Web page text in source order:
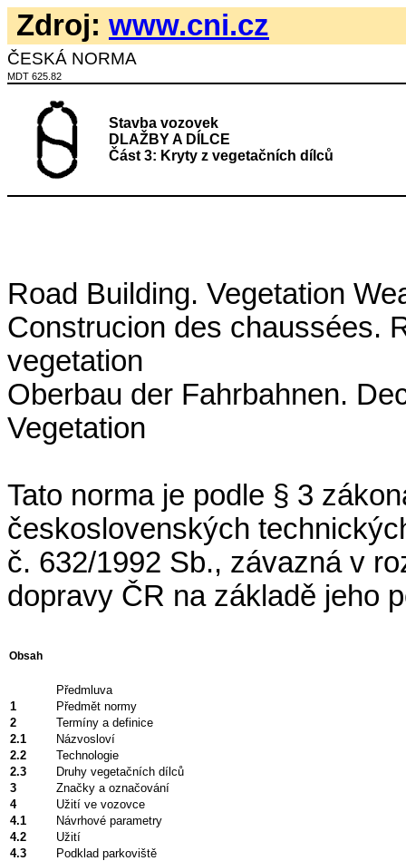
Zdroj: www.cni.cz
ČESKÁ NORMA
MDT 625.82
Stavba vozovek
DLAŽBY A DÍLCE
Část 3: Kryty z vegetačních dílců
Road Building. Vegetation
Construcion des chaussées.
vegetation
Oberbau der Fahrbahnen.
Vegetation
Tato norma je podle § 3
československých
č. 632/1992 Sb., závazná v
dopravy ČR na základě jeho
Obsah
Předmluva
1
Předmět normy
2
Termíny a definice
2.1
Názvosloví
2.2
Technologie
2.3
Druhy vegetačních dílců
3
Značky a označování
4
Užití ve vozovce
4.1
Návrhové parametry
4.2
Užití
4.3
Podklad parkoviště